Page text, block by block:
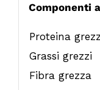
Componenti
Proteina
Grassi grezzi
Fibra grezza